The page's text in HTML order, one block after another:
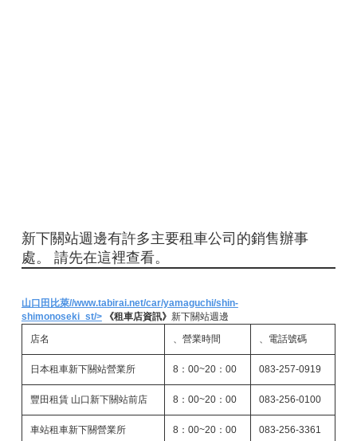
新下關站週邊有許多主要租車公司的銷售辦事
處。 請先在這裡查看。
山口田比萊//www.tabirai.net/car/yamaguchi/shin-
shimonoseki_st/>
《租車店資訊》 新下關站週邊
店名
、營業時間 、電話號碼
日本租車新下關站營業所 8：00~20：00 083-257-0919
豐田租賃 山口新下關站前店 8：00~20：00 083-256-0100
車站租車新下關營業所 8：00~20：00 083-256-3361